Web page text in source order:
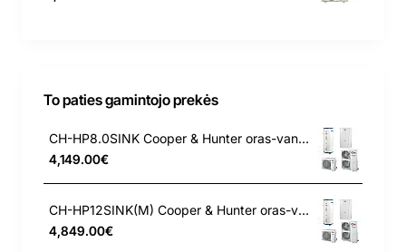
To paties gamintojo prekės
CH-HP8.0SINK Cooper & Hunter oras-vanduo šilumos siurblys
4,149.00€
CH-HP12SINK(M) Cooper & Hunter oras-vanduo šilumos siurblys
4,849.00€